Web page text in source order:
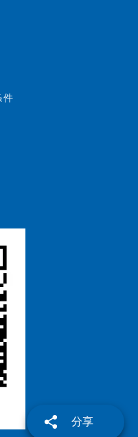
分享
件